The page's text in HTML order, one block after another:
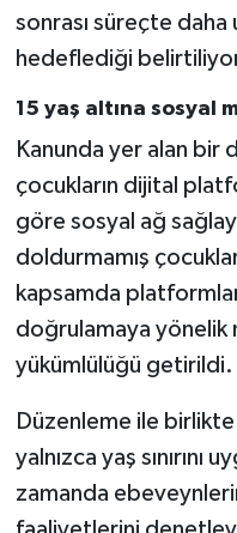
sonrası süreçte
hedeflediği
15 yaş altına sosyal
Kanunda yer alan bir
çocukların dijital
göre sosyal ağ
doldurmamış
kapsamda
doğrulamaya yönelik
yükümlülüğü getirildi.
Düzenleme ile
yalnızca yaş sınırını
zamanda